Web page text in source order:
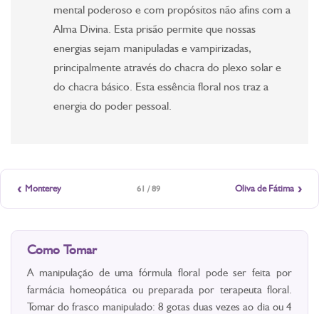
mental poderoso e com propósitos não afins com a
Alma Divina. Esta prisão permite que nossas
energias sejam manipuladas e vampirizadas,
principalmente através do chacra do plexo solar e
do chacra básico. Esta essência floral nos traz a
energia do poder pessoal.
‹ Monterey 61 / 89 Oliva de Fátima ›
Como Tomar
A manipulação de uma fórmula floral pode ser feita por
farmácia homeopática ou preparada por terapeuta floral.
Tomar do frasco manipulado: 8 gotas duas vezes ao dia ou 4